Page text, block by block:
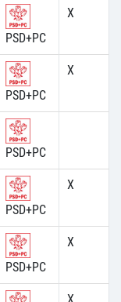
PSD+PC
X
PSD+PC
X
PSD+PC
PSD+PC
X
PSD+PC
X